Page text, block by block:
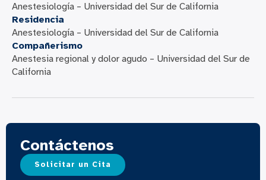
Anestesiología – Universidad del Sur de California
Residencia
Anestesiología – Universidad del Sur de California
Compañerismo
Anestesia regional y dolor agudo – Universidad del Sur de
California
Contáctenos
Solicitar un Cita